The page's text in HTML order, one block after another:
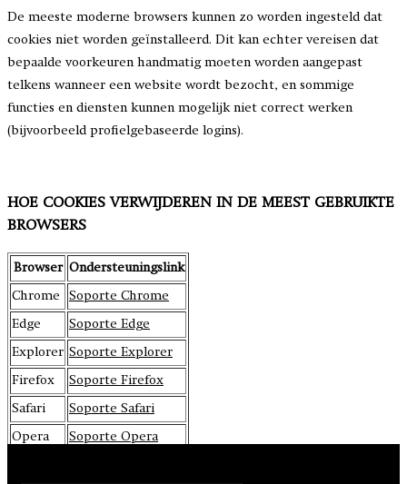
De meeste moderne browsers kunnen zo worden ingesteld dat
cookies niet worden geïnstalleerd. Dit kan echter vereisen dat
bepaalde voorkeuren handmatig moeten worden aangepast
telkens wanneer een website wordt bezocht, en sommige
functies en diensten kunnen mogelijk niet correct werken
(bijvoorbeeld profielgebaseerde logins).
HOE COOKIES VERWIJDEREN IN DE MEEST GEBRUIKTE
BROWSERS
Browser Ondersteuningslink
Chrome Soporte Chrome
Edge Soporte Edge
Explorer Soporte Explorer
Firefox Soporte Firefox
Safari Soporte Safari
Opera Soporte Opera